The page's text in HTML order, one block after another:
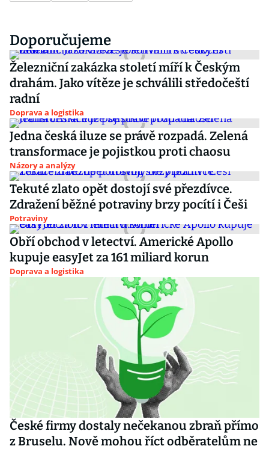
Doporučujeme
Železniční zakázka století míří k Českým
drahám. Jako vítěze je schválili středočeští
radní
Doprava a logistika
Jedna česká iluze se právě rozpadá. Zelená
transformace je pojistkou proti chaosu
Názory a analýzy
Tekuté zlato opět dostojí své přezdívce.
Zdražení běžné potraviny brzy pocítí i Češi
Potraviny
Obří obchod v letectví. Americké Apollo
kupuje easyJet za 161 miliard korun
Doprava a logistika
České firmy dostaly nečekanou zbraň přímo
z Bruselu. Nově mohou říct odběratelům ne